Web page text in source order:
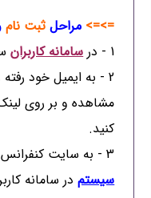
=>=> مراحل ثبت نام
1 - در
سامانه کاربران
2 - به ایمیل خود
مشاهده و بر روی
کنید.
3 - به سایت کنفرانس بازگشته و وارد بخش
سیستم در سامانه